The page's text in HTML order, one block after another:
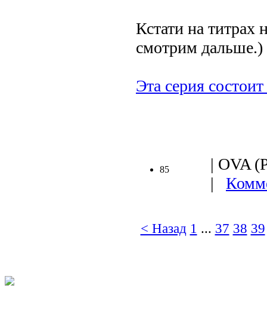
Кстати на титрах
смотрим дальше.)
Эта серия
85
| OVA
|
< Назад 1 ... 37 38 39